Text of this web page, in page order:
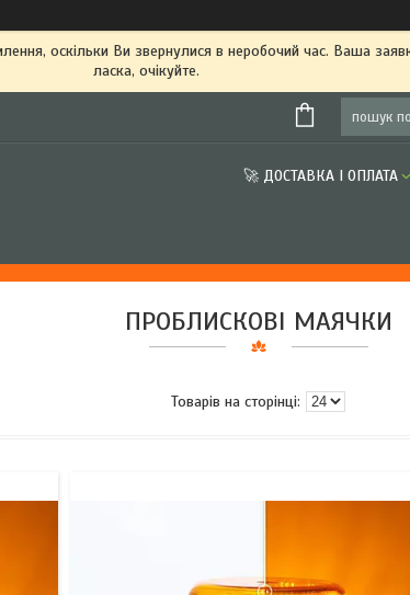
оскільки Ви звернулися в неробочий час. Ваша
ласка, очікуйте.
🚀 ДОСТАВКА І ОПЛАТА
ПРОБЛИСКОВІ МАЯЧКИ